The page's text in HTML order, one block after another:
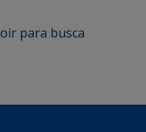
ir para busca